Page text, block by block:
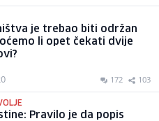
je trebao biti održan
li opet čekati dvije
172 103
Pravilo je da popis